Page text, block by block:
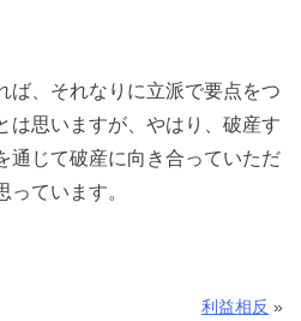
ば、それなりに立派で要点をつ
は思いますが、やはり、破産す
通じて破産に向き合っていただ
っています。
利益相反 »